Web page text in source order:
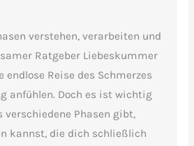
verstehen, verarbeiten und
Ratgeber Liebeskummer
endlose Reise des Schmerzes
anfühlen. Doch es ist wichtig
verschiedene Phasen gibt,
kannst, die dich schließlich